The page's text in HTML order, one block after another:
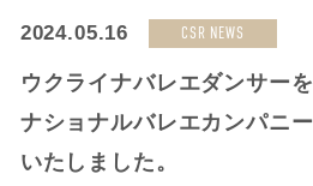
2024.05.16 CSR NEWS
ウクライナバレエダンサー
ナショナルバレエカンパニ
いたしました。